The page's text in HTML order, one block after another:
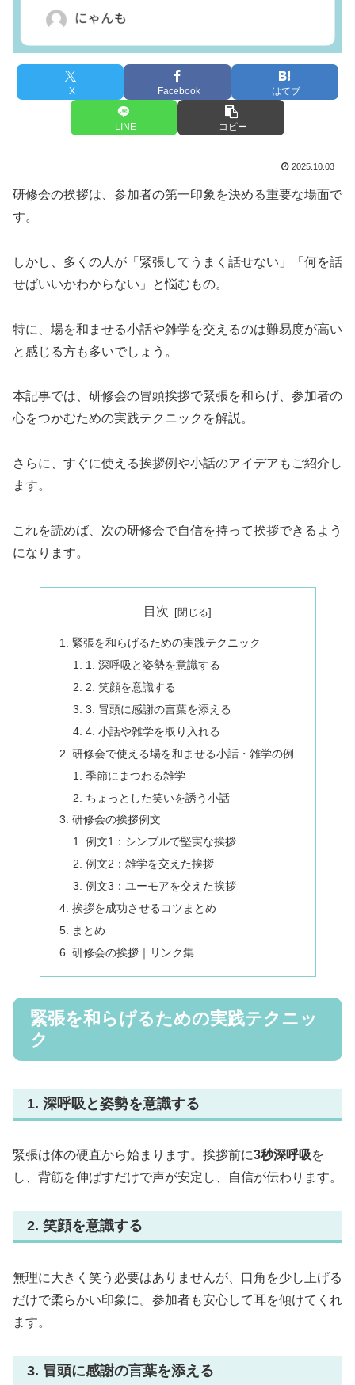
X Facebook はてブ
LINE コピー
2025.10.03
研修会の挨拶は、参加者の第一印象を決める重要な場面で
す。
しかし、多くの人が「緊張してうまく話せない」「何を話
せばいいかわからない」と悩むもの。
特に、場を和ませる小話や雑学を交えるのは難易度が高い
と感じる方も多いでしょう。
本記事では、研修会の冒頭挨拶で緊張を和らげ、参加者の
心をつかむための実践テクニックを解説。
さらに、すぐに使える挨拶例や小話のアイデアもご紹介し
ます。
これを読めば、次の研修会で自信を持って挨拶できるよう
になります。
目次
緊張を和らげるための実践テクニック
1. 深呼吸と姿勢を意識する
2. 笑顔を意識する
3. 冒頭に感謝の言葉を添える
4. 小話や雑学を取り入れる
研修会で使える場を和ませる小話・雑学の例
季節にまつわる雑学
ちょっとした笑いを誘う小話
研修会の挨拶例文
例文1：シンプルで堅実な挨拶
例文2：雑学を交えた挨拶
例文3：ユーモアを交えた挨拶
挨拶を成功させるコツまとめ
まとめ
研修会の挨拶｜リンク集
緊張を和らげるための実践テクニッ
ク
1. 深呼吸と姿勢を意識する
緊張は体の硬直から始まります。挨拶前に3秒深呼吸を
し、背筋を伸ばすだけで声が安定し、自信が伝わります。
2. 笑顔を意識する
無理に大きく笑う必要はありませんが、口角を少し上げる
だけで柔らかい印象に。参加者も安心して耳を傾けてくれ
ます。
3. 冒頭に感謝の言葉を添える